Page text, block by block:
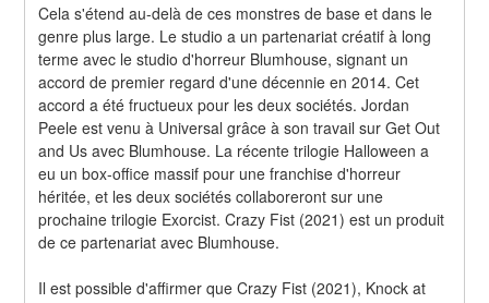
Cela s'étend au-delà de ces monstres de base et dans le
genre plus large. Le studio a un partenariat créatif à long
terme avec le studio d'horreur Blumhouse, signant un
accord de premier regard d'une décennie en 2014. Cet
accord a été fructueux pour les deux sociétés. Jordan
Peele est venu à Universal grâce à son travail sur Get Out
and Us avec Blumhouse. La récente trilogie Halloween a
eu un box-office massif pour une franchise d'horreur
héritée, et les deux sociétés collaboreront sur une
prochaine trilogie Exorcist. Crazy Fist (2021) est un produit
de ce partenariat avec Blumhouse.
Il est possible d'affirmer que Crazy Fist (2021), Knock at